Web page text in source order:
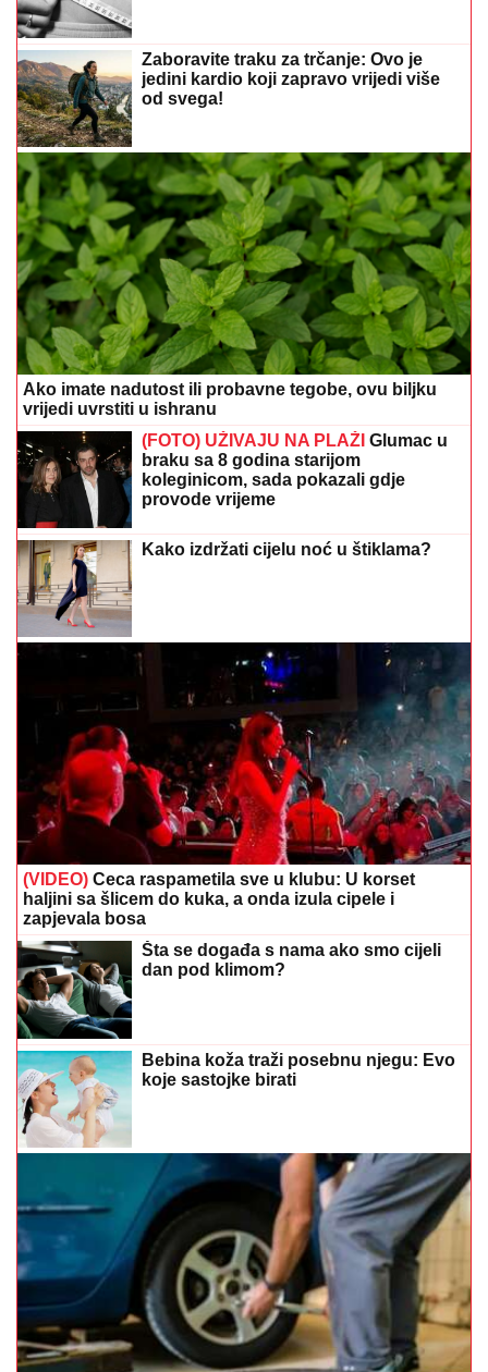
Zaboravite traku za trčanje: Ovo je
jedini kardio koji zapravo vrijedi više
od svega!
Ako imate nadutost ili probavne tegobe, ovu biljku
vrijedi uvrstiti u ishranu
(FOTO) UŽIVAJU NA PLAŽI Glumac u
braku sa 8 godina starijom
koleginicom, sada pokazali gdje
provode vrijeme
Kako izdržati cijelu noć u štiklama?
(VIDEO) Ceca raspametila sve u klubu: U korset
haljini sa šlicem do kuka, a onda izula cipele i
zapjevala bosa
Šta se događa s nama ako smo cijeli
dan pod klimom?
Bebina koža traži posebnu njegu: Evo
koje sastojke birati